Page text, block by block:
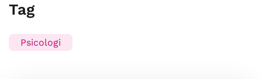
Tag
Psicologi